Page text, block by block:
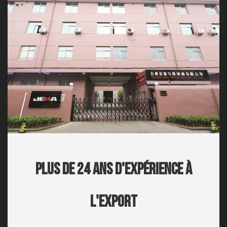
Plus De 24 Ans D'expérience À
L'export